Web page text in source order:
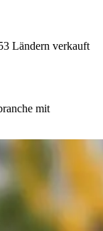
Ländern verkauft
mit